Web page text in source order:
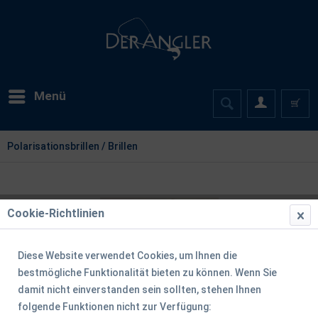
Menü
Polarisationsbrillen / Brillen
Cookie-Richtlinien
Diese Website verwendet Cookies, um Ihnen die
bestmögliche Funktionalität bieten zu können. Wenn Sie
damit nicht einverstanden sein sollten, stehen Ihnen
folgende Funktionen nicht zur Verfügung: